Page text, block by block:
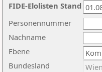
Nachname
Ebene
Personennummer
Bundesland
FIDE-Elolisten Stand